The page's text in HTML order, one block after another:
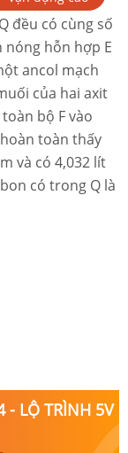
đều có cùng số
nóng hỗn hợp E
ancol mạch
của hai axit
bộ F vào
toàn thấy
và có 4,032 lít
có trong Q là
- LỘ TRÌNH 5V